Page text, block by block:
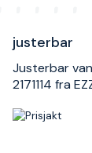
justerbar
Justerbar
2171114 fra